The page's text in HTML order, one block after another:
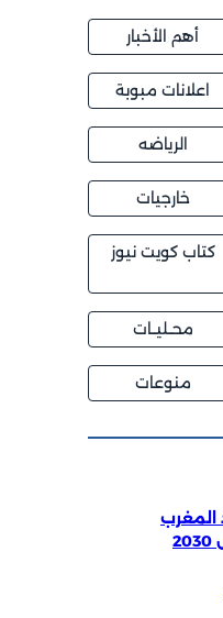
أهم الأخبار
اعلانات مبوبة
الرياضه
خارجيات
كتاب كويت نيوز
محــليــات
منوعات
المغرب